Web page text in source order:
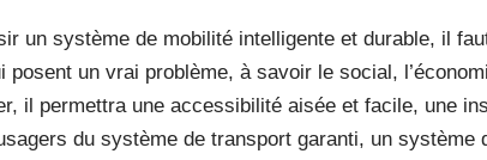
un système de mobilité intelligente et durable, il
un vrai problème, à savoir le social,
il permettra une accessibilité aisée et facile, une
du système de transport garanti, un système